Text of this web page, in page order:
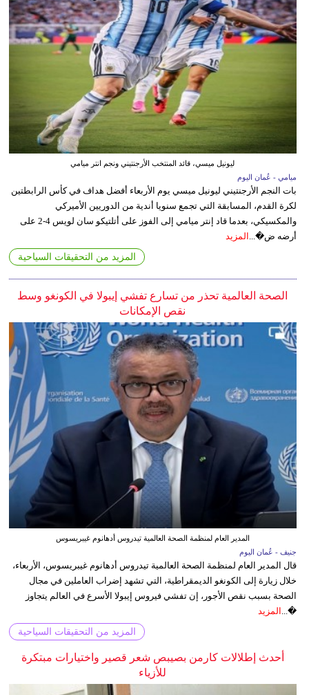
ليونيل ميسي، قائد المنتخب الأرجنتيني ونجم انتر ميامي
ميامي - عُمان اليوم
بات النجم الأرجنتيني ليونيل ميسي يوم الأربعاء أفضل هداف في كأس الرابطتين
لكرة القدم، المسابقة التي تجمع سنويا أندية من الدوريين الأميركي
والمكسيكي، بعدما قاد إنتر ميامي إلى الفوز على أتلتيكو سان لويس 4-2 على
أرضه ض�... المزيد
المزيد من التحقيقات السياحية
الصحة العالمية تحذر من تسارع تفشي إيبولا في الكونغو وسط
نقص الإمكانات
المدير العام لمنظمة الصحة العالمية تيدروس أدهانوم غيبريسوس
جنيف - عُمان اليوم
قال المدير العام لمنظمة الصحة العالمية تيدروس أدهانوم غيبريسوس، الأربعاء،
خلال زيارة إلى الكونغو الديمقراطية، التي تشهد إضراب العاملين في مجال
الصحة بسبب نقص الأجور، إن تفشي فيروس إيبولا الأسرع في العالم يتجاوز
�... المزيد
المزيد من التحقيقات السياحية
أحدث إطلالات كارمن بصيبص شعر قصير واختيارات مبتكرة
للأزياء